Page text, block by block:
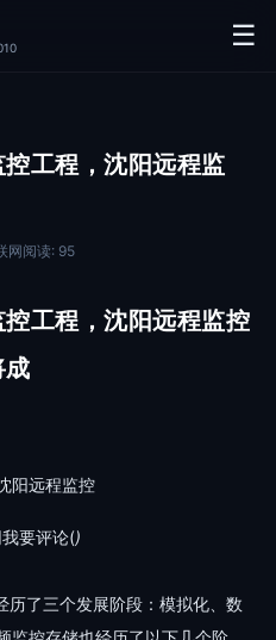
☰
工程，沈阳远程监
网阅读: 95
工程，沈阳远程监控
阳远程监控
我要评论()
历了三个发展阶段：模拟化、数